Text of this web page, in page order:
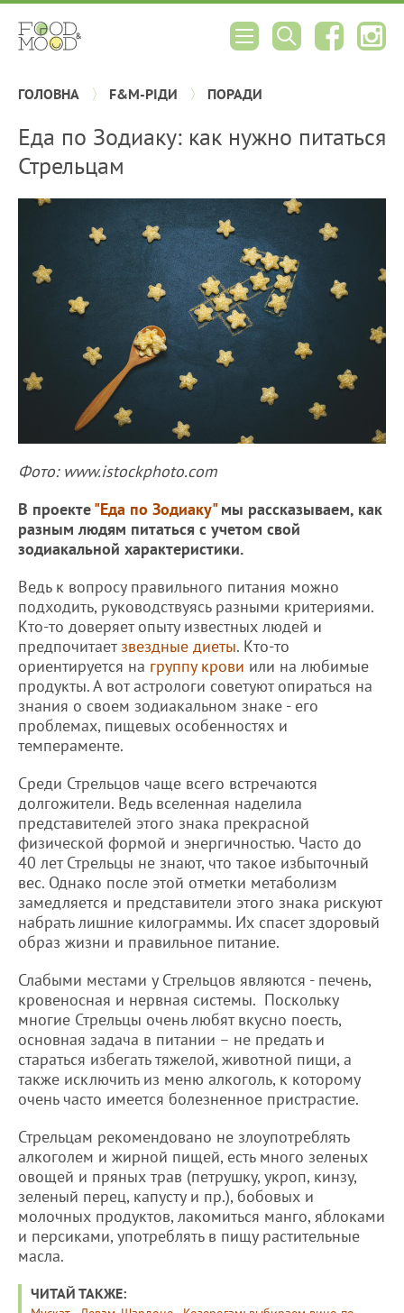
ГОЛОВНА F&M-РІДИ ПОРАДИ
Еда по Зодиаку: как нужно питаться
Стрельцам
Фото: www.istockphoto.com
В проекте"Еда по Зодиаку"мы рассказываем, как
разным людям питаться с учетом свой
зодиакальной характеристики.
Ведь к вопросу правильного питания можно
подходить, руководствуясь разными критериями.
Кто-то доверяет опыту известных людей и
предпочитаетзвездные диеты. Кто-то
ориентируется на группу крови или на любимые
продукты. А вот астрологи советуют опираться на
знания о своем зодиакальном знаке - его
проблемах, пищевых особенностях и
темпераменте.
Среди Стрельцов чаще всего встречаются
долгожители. Ведь вселенная наделила
представителей этого знака прекрасной
физической формой и энергичностью. Часто до
40 лет Стрельцы не знают, что такое избыточный
вес. Однако после этой отметки метаболизм
замедляется и представители этого знака рискуют
набрать лишние килограммы. Их спасет здоровый
образ жизни и правильное питание.
Слабыми местами у Стрельцов являются - печень,
кровеносная и нервная системы. Поскольку
многие Стрельцы очень любят вкусно поесть,
основная задача в питании – не предать и
стараться избегать тяжелой, животной пищи, а
также исключить из меню алкоголь, к которому
очень часто имеется болезненное пристрастие.
Стрельцам рекомендовано не злоупотреблять
алкоголем и жирной пищей, есть много зеленых
овощей и пряных трав (петрушку, укроп, кинзу,
зеленый перец, капусту и пр.), бобовых и
молочных продуктов, лакомиться манго, яблоками
и персиками, употреблять в пищу растительные
масла.
ЧИТАЙ ТАКЖЕ: